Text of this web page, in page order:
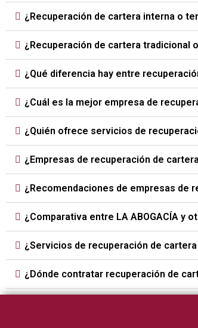
¿Recuperación de cartera interna o
¿Recuperación de cartera tradicional
¿Qué diferencia hay entre
¿Cuál es la mejor empresa de
¿Quién ofrece servicios de
¿Empresas de recuperación de
¿Recomendaciones de empresas de
¿Comparativa entre LA ABOGACÍA y
¿Servicios de recuperación de
¿Dónde contratar recuperación de